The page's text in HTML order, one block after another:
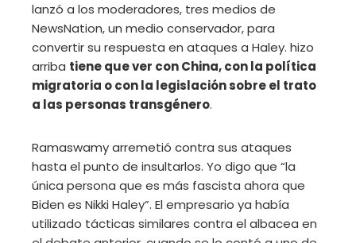
lanzó a los moderadores, tres medios de
NewsNation, un medio conservador, para
convertir su respuesta en ataques a Haley. hizo
arriba tiene que ver con China, con la política
migratoria o con la legislación sobre el trato
a las personas transgénero.
Ramaswamy arremetió contra sus ataques
hasta el punto de insultarlos. Yo digo que “la
única persona que es más fascista ahora que
Biden es Nikki Haley”. El empresario ya había
utilizado tácticas similares contra el albacea en